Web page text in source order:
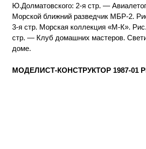
Ю.Долматовского: 2-я стр. —
Морской ближний разведчик МБР-2.
3-я стр. Морская коллекция «М-К».
стр. — Клуб домашних мастеров.
доме.
МОДЕЛИСТ-КОНСТРУКТОР 1987-01